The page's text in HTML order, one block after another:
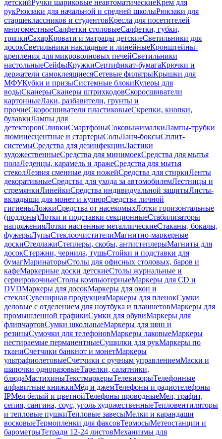
детскийРучки шариковые неавтоматическиеКрем для
рукРюкзаки для начальной и средней школыРюкзаки для
старшеклассников и студентовКресла для посетителей
многоместныеСалфетки столовыеСалфетки, губки,
тряпкиСахарКровати и матрацы детскиеСветильники для
досокСветильники накладные и линейныеКронштейны-
крепления для микроволновых печейСветильники
настольныеСейфыКружкиСертификат-бумагаКрючки и
держатели самоклеящиесяСетевые фильтрыКрышки для
МФУКубки и призыСистемные блокиКулеры для
водыСканерыСканеры штрихкодовСкоросшиватели
картонныеЛаки, разбавители, грунты и
прочиеСкоросшиватели пластиковыеСкрепки, кнопки,
булавкиЛампы для
детекторовСливкиСмартфоныСоковыжималкиЛампы-трубки
люминесцентные и стартерыСольЛанч-боксыСплит-
системыСредства для дезинфекцииЛастики
художественныеСредства для минимоекСредства для мытья
полаЛеденцы, карамель и дражеСредства для мытья
стеколЛезвия сменные для ножейСредства для стиркиЛенты
декоративныеСредства для ухода за автомобилемЛестницы и
стремянкиЛинейкиСредства индивидуальной защитыЛисты-
вкладыши для монет и купюрСредства личной
гигиеныЛожкиСредства от насекомыхЛотки горизонтальные
(поддоны)Лотки и подставки секционныеСтабилизаторы
напряженияЛотки настенные металлическиеСтаканы, бокалы,
фужерыЛупыСтеклоочистителиМагнитно-маркерные
доскиСтеллажиСтеплеры, скобы, антистеплерыМагниты для
досокСтержни, чернила, тушьСтойки и подставки для
бумагМаринаторыСтолы для офисных столовых, баров и
кафеМаркерные доски детскиеСтолы журнальные и
сервировочныеСтолы компьютерныеМаркеры для CD и
DVDМаркеры для досокМаркеры для окон и
стеклаСувенирная продукцияМаркеры для пленокСумки
деловые с отделением для ноутбука и планшетовМаркеры для
промышленной графикиСумки для обувиМаркеры для
флипчартовСумки школьныеМаркеры для шин и
резиныСумочки для телефоновМаркеры лаковыеМаркеры
нестираемые перманентныеСушилки для рукМаркеры по
тканиСчетчики банкнот и монетМаркеры
ультрафиолетовыеСчетчики с ручным управлениемМаски и
шапочки одноразовыеТарелки, салатники,
блюдаМастихиныТекстмаркерыТелевизорыТелефонные
алфавитные книжкиМёд и джемТелефоны и радиотелефоны
IPМел белый и цветнойТелефоны проводныеМел, графит,
сепия, сангина, соус, уголь художественныеТепловентиляторы
и тепловые пушкиТепловые завесыМелки и карандаши
восковыеТермопленки для факсовТермосыМетеостанции и
барометрыТетради 12-24 листовМеханизмы для